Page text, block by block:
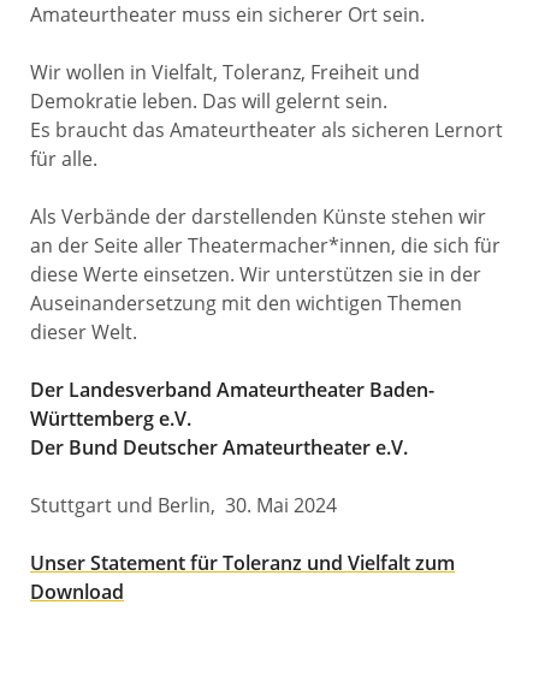
Amateurtheater muss ein sicherer Ort sein.
Wir wollen in Vielfalt, Toleranz, Freiheit und
Demokratie leben. Das will gelernt sein.
Es braucht das Amateurtheater als sicheren Lernort
für alle.
Als Verbände der darstellenden Künste stehen wir
an der Seite aller Theatermacher*innen, die sich für
diese Werte einsetzen. Wir unterstützen sie in der
Auseinandersetzung mit den wichtigen Themen
dieser Welt.
Der Landesverband Amateurtheater Baden-
Württemberg e.V.
Der Bund Deutscher Amateurtheater e.V.
Stuttgart und Berlin, 30. Mai 2024
Unser Statement für Toleranz und Vielfalt zum
Download